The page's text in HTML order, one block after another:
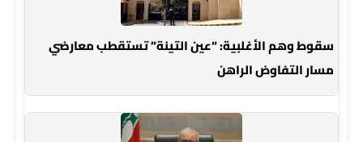
سقوط وهم الأغلبية: “عين التينة” تستقطب معارضي
مسار التفاوض الراهن